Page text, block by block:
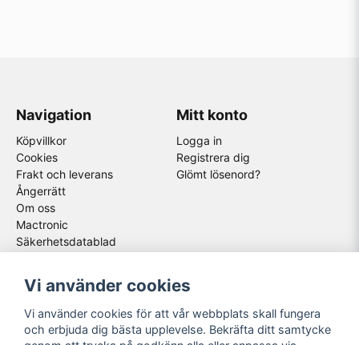
Navigation
Köpvillkor
Cookies
Frakt och leverans
Ångerrätt
Om oss
Mactronic
Säkerhetsdatablad
Mitt konto
Logga in
Registrera dig
Glömt lösenord?
Instagram
Youtube
Vi använder cookies
Vi använder cookies för att vår webbplats skall fungera
och erbjuda dig bästa upplevelse. Bekräfta ditt samtycke